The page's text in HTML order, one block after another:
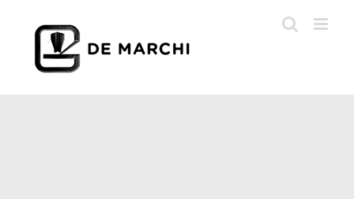
contenuto